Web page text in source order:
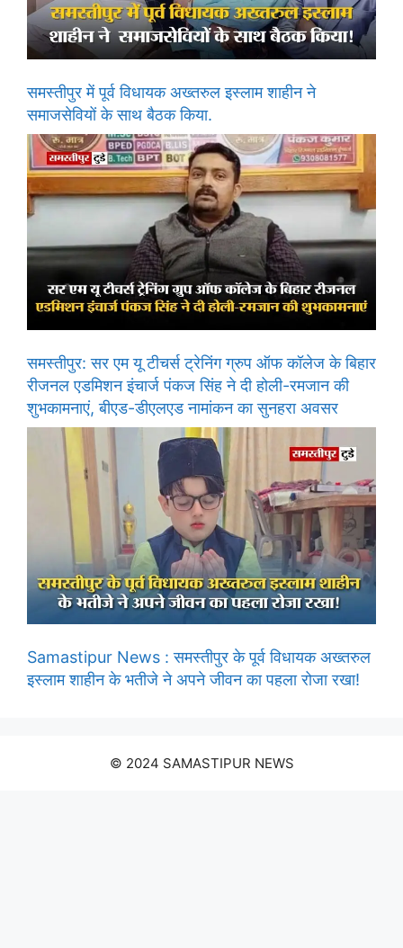
समस्तीपुर में पूर्व विधायक अख्तरुल इस्लाम शाहीन ने
समाजसेवियों के साथ बैठक किया.
समस्तीपुर: सर एम यू टीचर्स ट्रेनिंग ग्रुप ऑफ कॉलेज के बिहार
रीजनल एडमिशन इंचार्ज पंकज सिंह ने दी होली-रमजान की
शुभकामनाएं, बीएड-डीएलएड नामांकन का सुनहरा अवसर
Samastipur News : समस्तीपुर के पूर्व विधायक अख्तरुल
इस्लाम शाहीन के भतीजे ने अपने जीवन का पहला रोजा रखा!
© 2024 SAMASTIPUR NEWS